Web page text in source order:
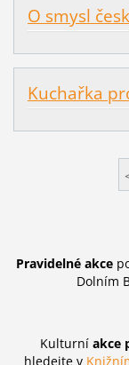
O smysl
Kuchařka
Pravidelné akce
Dolním
Kulturní akce
hledejte v